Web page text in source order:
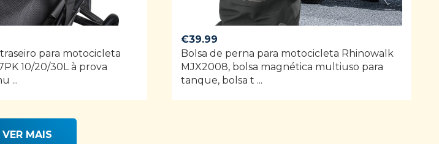
para motocicleta
10/20/30L à prova
...
€39.99
Bolsa de perna para motocicleta Rhinowalk
MJX2008, bolsa magnética multiuso para
tanque, bolsa t ...
VER MAIS